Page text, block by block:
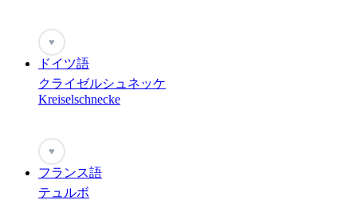
♥
ドイツ語
クライゼルシュネッケ
Kreiselschnecke
♥
フランス語
テュルボ